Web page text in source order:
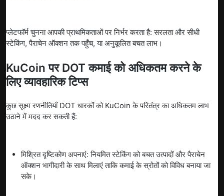
प्लेटफॉर्म चुनना आपकी प्राथमिकताओं पर निर्भर करता है: सरलता और सीधी
स्टेकिंग, पैराचेन ऑक्शन तक पहुँच, या अनुकूलित बचत लाभ।
KuCoin पर DOT कमाई को अधिकतम करने के
लिए व्यावहारिक टिप्स
कुछ सूक्ष्म रणनीतियाँ DOT धारकों को KuCoin के परितंत्र का अधिकतम लाभ
उठाने में मदद कर सकती हैं:
मिश्रित दृष्टिकोण अपनाएं: नियमित स्टेकिंग को बचत उत्पादों और पैराचेन
ऑक्शन भागीदारी के साथ मिलाएं ताकि कमाई के स्रोतों को विविध बनाया जा
सके।